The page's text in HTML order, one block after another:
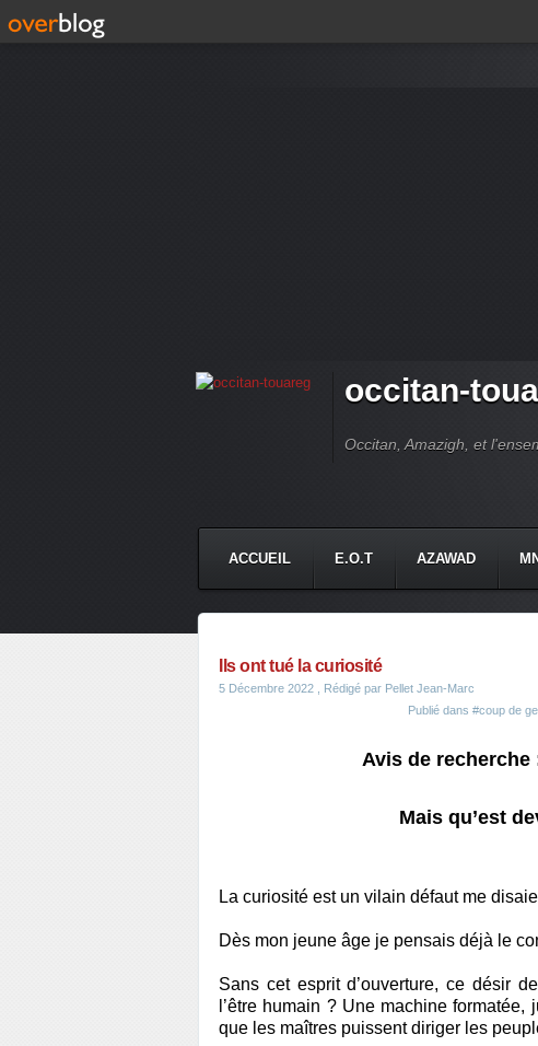
occitan-
Occitan, Amazigh, et
ACCUEIL E.O.T AZAWAD
Ils ont tué la curiosité
5 Décembre 2022 , Rédigé par Pellet Jean-Marc
Publié dans #coup de
Avis de
Mais qu’est
La curiosité est un vilain défaut me
Dès mon jeune âge je pensais déjà le
Sans cet esprit d’ouverture, ce désir
l’être humain ? Une machine
que les maîtres puissent diriger les